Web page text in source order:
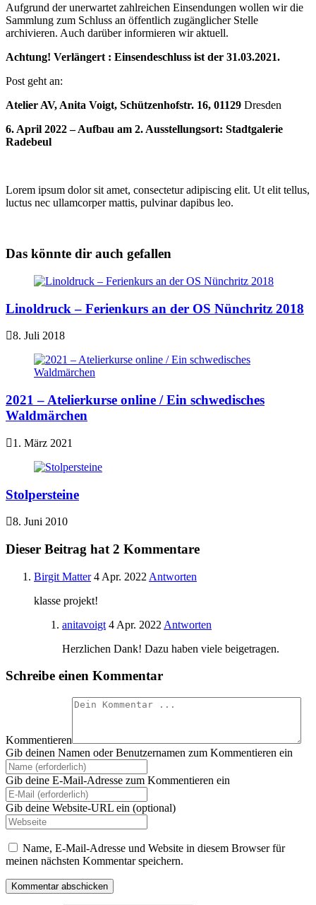
Aufgrund der unerwartet zahlreichen Einsendungen wollen wir die
Sammlung zum Schluss an öffentlich zugänglicher Stelle
archivieren. Auch darüber informieren wir aktuell.
Achtung! Verlängert : Einsendeschluss ist der 31.03.2021.
Post geht an:
Atelier AV, Anita Voigt, Schützenhofstr. 16, 01129 Dresden
6. April 2022 – Aufbau am 2. Ausstellungsort: Stadtgalerie
Radebeul
Lorem ipsum dolor sit amet, consectetur adipiscing elit. Ut elit tellus,
luctus nec ullamcorper mattis, pulvinar dapibus leo.
Das könnte dir auch gefallen
Linoldruck – Ferienkurs an der OS Nünchritz 2018
8. Juli 2018
2021 – Atelierkurse online / Ein schwedisches
Waldmärchen
1. März 2021
Stolpersteine
8. Juni 2010
Dieser Beitrag hat 2 Kommentare
Birgit Matter 4 Apr. 2022 Antworten
klasse projekt!
anitavoigt 4 Apr. 2022 Antworten
Herzlichen Dank! Dazu haben viele beigetragen.
Schreibe einen Kommentar
Kommentieren
Gib deinen Namen oder Benutzernamen zum Kommentieren ein
Gib deine E-Mail-Adresse zum Kommentieren ein
Gib deine Website-URL ein (optional)
Name, E-Mail-Adresse und Website in diesem Browser für
meinen nächsten Kommentar speichern.